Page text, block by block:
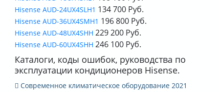
Hisense AUD-24UX4SLH1 134 700 Руб.
Hisense AUD-36UX4SMH1 196 800 Руб.
Hisense AUD-48UX4SHH 229 200 Руб.
Hisense AUD-60UX4SHH 246 100 Руб.
Каталоги, коды ошибок, руководства по
эксплуатации кондиционеров Hisense.
Современное климатическое оборудование 2021